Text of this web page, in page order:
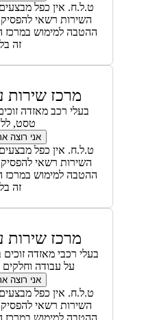
ט.ל.ח. אין כפל מבצעים.
השירות רשאי להפסיק
ההטבה למימוש במרכז
זה
מרכז שירות
בעלי רכב מאזדה זוכים
טסט, ללא
אני רוצה את
ט.ל.ח. אין כפל מבצעים.
השירות רשאי להפסיק
ההטבה למימוש במרכז
זה
מרכז שירות
על עבודה וחלקים
אני רוצה את
ט.ל.ח. אין כפל מבצעים.
השירות רשאי להפסיק
ההטבה למימוש במרכז